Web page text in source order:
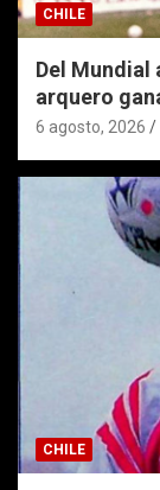
CHILE
Del Mundial
arquero
6 agosto, 2026
CHILE